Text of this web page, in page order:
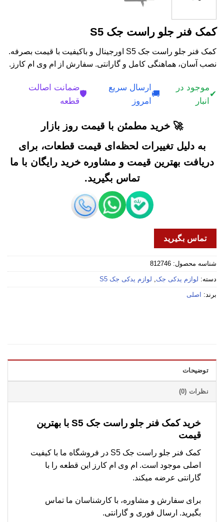
کمک فنر جلو راست جک S5
کمک فنر جلو راست جک S5 اورجینال و باکیفیت با قیمت بصرفه.
نصب آسان، هماهنگی کامل و گارانتی. سفارش از ام وی ام کارز.
✔
موجود در
انبار
🚚
ارسال سریع
امروز
🛡️
ضمانت اصالت
قطعه
🚀 خرید مطمئن با قیمت روز بازار
به دلیل تغییرات لحظه‌ای قیمت قطعات، برای
دریافت بهترین قیمت و مشاوره خرید رایگان با ما
تماس بگیرید.
تماس بگیرید
شناسه محصول: 812746
دسته: لوازم یدکی جک, لوازم یدکی جک S5
برند: اصلی
توضیحات
نظرات (0)
خرید کمک فنر جلو راست جک S5 با بهترین
قیمت
کمک فنر جلو راست جک S5 در فروشگاه ما با کیفیت
اصلی موجود است. ام وی ام کارز این قطعه را با
گارانتی عرضه میکند.
برای سفارش و مشاوره، با کارشناسان ما تماس
بگیرید. ارسال فوری و گارانتی.